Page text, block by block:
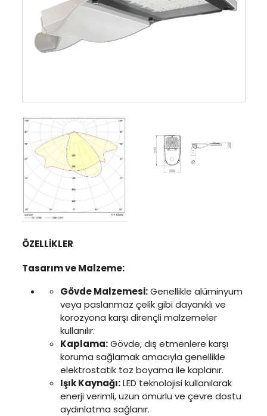
ÖZELLİKLER
Tasarım ve Malzeme:
Gövde Malzemesi:Genellikle alüminyum
veya paslanmaz çelik gibi dayanıklı ve
korozyona karşı dirençli malzemeler
kullanılır.
Kaplama:Gövde, dış etmenlere karşı
koruma sağlamak amacıyla genellikle
elektrostatik toz boyama ile kaplanır.
Işık Kaynağı:LED teknolojisi kullanılarak
enerji verimli, uzun ömürlü ve çevre dostu
aydınlatma sağlanır.